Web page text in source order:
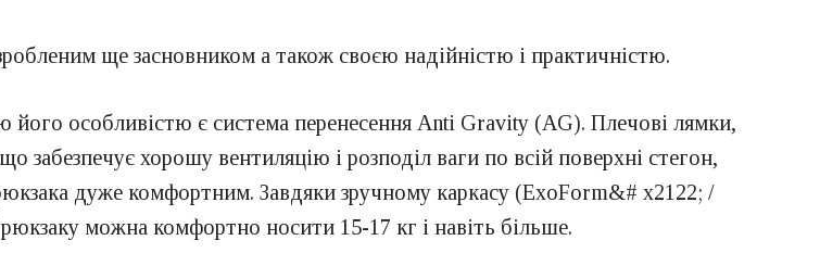
ще засновником а також своєю надійністю і практичністю.
особливістю є система перенесення Anti Gravity (AG). Плечові лямки,
забезпечує хорошу вентиляцію і розподіл ваги по всій поверхні стегон,
дуже комфортним. Завдяки зручному каркасу (ExoForm&# x2122; /
можна комфортно носити 15-17 кг і навіть більше.